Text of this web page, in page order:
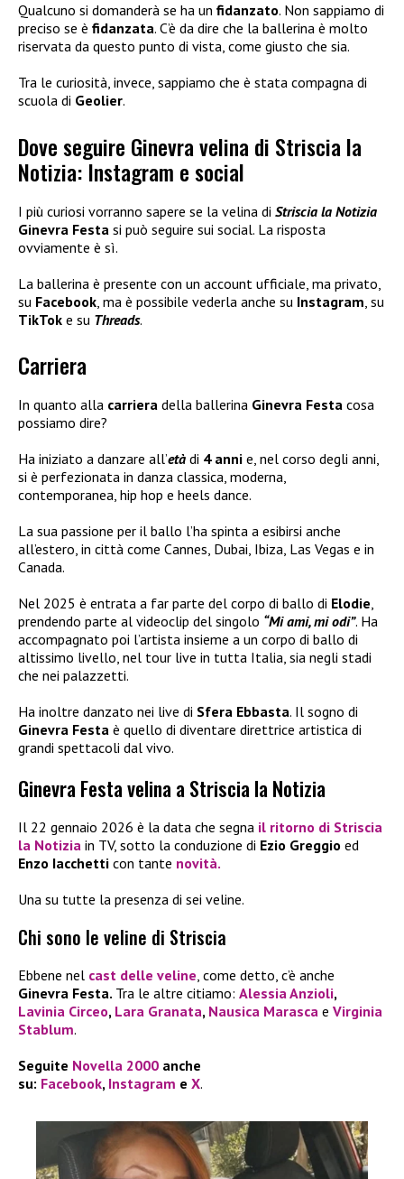
Qualcuno si domanderà se ha un fidanzato. Non sappiamo di
preciso se è fidanzata. C’è da dire che la ballerina è molto
riservata da questo punto di vista, come giusto che sia.
Tra le curiosità, invece, sappiamo che è stata compagna di
scuola di Geolier.
Dove seguire Ginevra velina di Striscia la
Notizia: Instagram e social
I più curiosi vorranno sapere se la velina di Striscia la Notizia
Ginevra Festa si può seguire sui social. La risposta
ovviamente è sì.
La ballerina è presente con un account ufficiale, ma privato,
su Facebook , ma è possibile vederla anche su Instagram , su
TikTok e su Threads.
Carriera
In quanto alla carriera della ballerina Ginevra Festa cosa
possiamo dire?
Ha iniziato a danzare all’età di 4 anni e, nel corso degli anni,
si è perfezionata in danza classica, moderna,
contemporanea, hip hop e heels dance.
La sua passione per il ballo l’ha spinta a esibirsi anche
all’estero, in città come Cannes, Dubai, Ibiza, Las Vegas e in
Canada.
Nel 2025 è entrata a far parte del corpo di ballo di Elodie,
prendendo parte al videoclip del singolo “Mi ami, mi odi”. Ha
accompagnato poi l’artista insieme a un corpo di ballo di
altissimo livello, nel tour live in tutta Italia, sia negli stadi
che nei palazzetti.
Ha inoltre danzato nei live di Sfera Ebbasta. Il sogno di
Ginevra Festa è quello di diventare direttrice artistica di
grandi spettacoli dal vivo.
Ginevra Festa velina a Striscia la Notizia
Il 22 gennaio 2026 è la data che segna il ritorno di Striscia
la Notizia in TV, sotto la conduzione di Ezio Greggio ed
Enzo Iacchetti con tante novità.
Una su tutte la presenza di sei veline.
Chi sono le veline di Striscia
Ebbene nel cast delle veline, come detto, c’è anche
Ginevra Festa. Tra le altre citiamo: Alessia Anzioli,
Lavinia Circeo,Lara Granata, Nausica Marasca e Virginia
Stablum.
Seguite Novella 2000 anche
su: Facebook, Instagram e X.